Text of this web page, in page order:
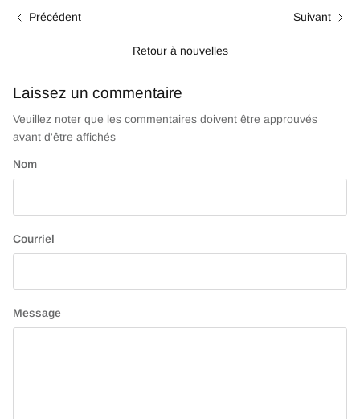
Précédent
Retour à nouvelles
Suivant
Laissez un commentaire
Veuillez noter que les commentaires doivent être approuvés
avant d'être affichés
Nom
Courriel
Message